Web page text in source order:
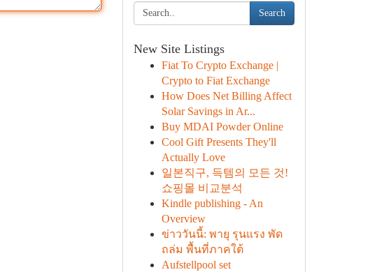
Search
New Site Listings
Fiat To Crypto Exchange |
Crypto to Fiat Exchange
How Does Net Billing Affect
Solar Savings in Ar...
Buy MDAI Powder Online
Cool Gift Presents They'll
Actually Love
일본직구, 득템의 모든 것!
쇼핑몰 비교분석
Kindle publishing - An
Overview
ข่าววันนี้: พายุ รุนแรง พัด
ถล่ม พื้นที่ภาคใต้
Aufstellpool set